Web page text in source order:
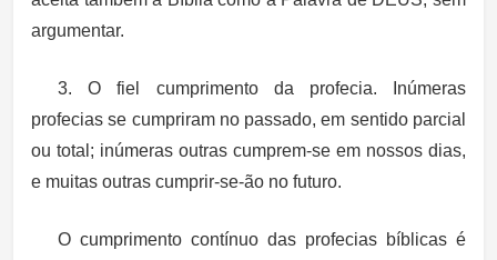
argumentar.
3. O fiel cumprimento da profecia. Inúmeras
profecias se cumpriram no passado, em sentido parcial
ou total; inúmeras outras cumprem-se em nossos dias,
e muitas outras cumprir-se-ão no futuro.
O cumprimento contínuo das profecias bíblicas é